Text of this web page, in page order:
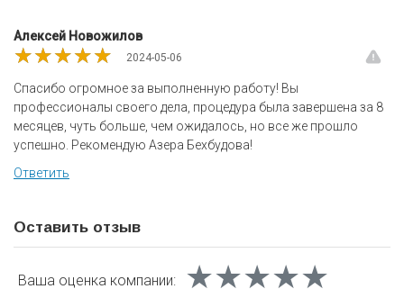
Алексей Новожилов
2024-05-06
★★★★★
★★★★★
★★★★★
Спасибо огромное за выполненную работу! Вы
профессионалы своего дела, процедура была завершена за 8
месяцев, чуть больше, чем ожидалось, но все же прошло
успешно. Рекомендую Азера Бехбудова!
Ответить
Оставить отзыв
Ваша оценка компании: ★★★★★
★★★★★
★★★★★